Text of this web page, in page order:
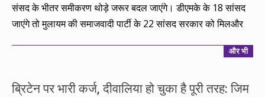
संसद के भीतर समीकरण थोड़े जरूर बदल जाएंगे। डीएमके के 18 सांसद
जाएंगे तो मुलायम की समाजवादी पार्टी के 22 सांसद सरकार को मिलऔर
और भी
ब्रिटेन पर भारी कर्ज, दीवालिया हो चुका है पूरी तरह: जिम